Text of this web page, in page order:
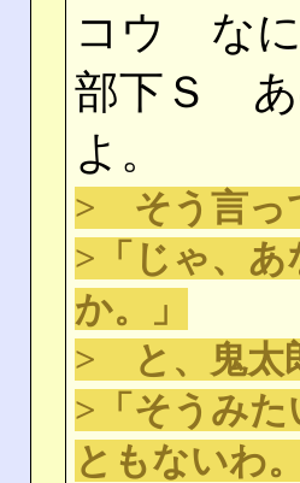
コウ なに
部下Ｓ あ
よ。
> そう言っ
>「じゃ、
か。」
> と、鬼太
>「そうみ
ともないわ。